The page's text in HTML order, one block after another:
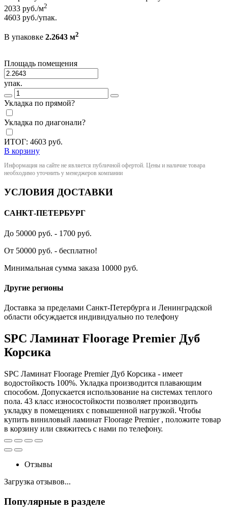
2033 руб./м2
4603 руб./упак.
В упаковке 2.2643 м2
Площадь помещения
упак.
Укладка по прямой?
Укладка по диагонали?
ИТОГ: 4603 руб.
В корзину
Информация на сайте не является публичной офертой. Цены и наличие товара
необходимо уточнить у менеджеров компании
УСЛОВИЯ ДОСТАВКИ
САНКТ-ПЕТЕРБУРГ
До 50000 руб. - 1700 руб.
От 50000 руб. - бесплатно!
Минимальная сумма заказа 10000 руб.
Другие регионы
Доставка за пределами Санкт-Петербурга и Ленинградской
области обсуждается индивидуально по телефону
SPC Ламинат Floorage Premier Дуб
Корсика
SPC Ламинат Floorage Premier Дуб Корсика - имеет
водостойкость 100%. Укладка производится плавающим
способом. Допускается использование на системах теплого
пола. 43 класс износостойкости позволяет производить
укладку в помещениях с повышенной нагрузкой. Чтобы
купить виниловый ламинат Floorage Premier , положите товар
в корзину или свяжитесь с нами по телефону.
Отзывы
Загрузка отзывов...
Популярные в разделе